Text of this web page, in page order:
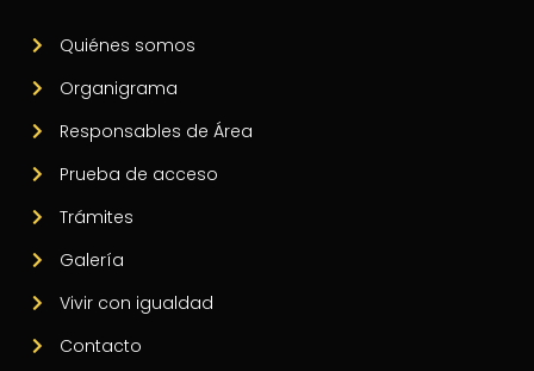
Quiénes somos
Organigrama
Responsables de Área
Prueba de acceso
Trámites
Galería
Vivir con igualdad
Contacto